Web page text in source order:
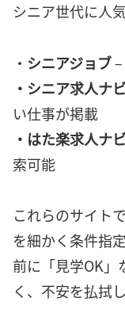
シニア世代に人気
・ シニアジョブ
・シニア求人ナ
い仕事が掲載
・はた楽求人ナ
索可能
これらのサイト
を細かく条件指
前に「見学OK」
く、不安を払拭